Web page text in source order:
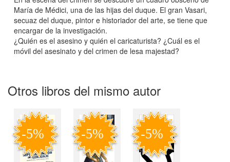
María de Médici, una de las hijas del duque. El gran Vasari,
secuaz del duque, pintor e historiador del arte, se tiene que
encargar de la investigación.
¿Quién es el asesino y quién el caricaturista? ¿Cuál es el
móvil del asesinato y del crimen de lesa majestad?
Otros libros del mismo autor